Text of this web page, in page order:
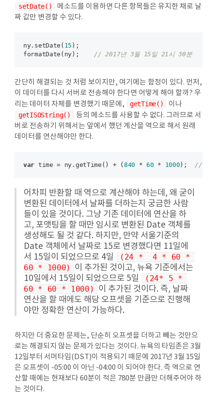
setDate()
메소드를 이용하면 다른 항목들은 유지한 채로 날
짜 값만 변경할 수 있다.
ny.setDate( 15 );
formatDate(ny); // 2017년 3월 15일 21시 30분
간단히 해결되는 것 처럼 보이지만, 여기에는 함정이 있다. 먼저,
이 데이터를 다시 서버로 전송해야 한다면 어떻게 해야 할까? 우
리는 데이터 자체를 변경했기 때문에,
getTime() 이나
getISOString()
등의 메소드를 사용할 수 없다. 그러므로 서
버로 전송하기 위해서는 앞에서 했던 계산을 역으로 해서 원래
데이터를 연산해야만 한다.
var time = ny.getTime() + ( 840 * 60 * 1000 ); //
어차피 반환할 때 역으로 계산해야 하는데, 왜 굳이
변환된 데이터에서 날짜를 더하는지 궁금한 사람
들이 있을 것이다. 그냥 기존 데이터에 연산을 하
고, 포맷팅을 할 때만 임시로 변환된 Date 객체를
생성해도 될 것 같다. 하지만, 만약 서울기준의
Date 객체에서 날짜로 15로 변경했다면 11일에
서 15일이 되었으므로 4일
(24 *  4 * 60 *
60 * 1000)
이 추가된 것이고, 뉴욕 기준에서는
10일에서 15일이 되었으므로 5일
(24* 5 *
60 * 60 * 1000)
이 추가된 것이다. 즉, 날짜
연산을 할 때에도 해당 오프셋을 기준으로 진행해
야만 정확한 연산이 가능하다.
하지만 더 중요한 문제는, 단순히 오프셋을 더하고 빼는 것만으
로는 해결되지 않는 문제가 있다는 것이다. 뉴욕의 타임존은 3월
12일부터 서머타임(DST)이 적용되기 때문에 2017년 3월 15일
은 오프셋이 -05:00 이 아닌 -04:00 이 되어야 한다. 즉 역으로 연
산할 때에는 현재보다 60분이 적은 780분 만큼만 더해주어야 하
는 것이다.